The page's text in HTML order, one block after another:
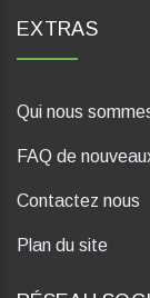
EXTRAS
Qui nous
FAQ de
Contactez nous
Plan du site